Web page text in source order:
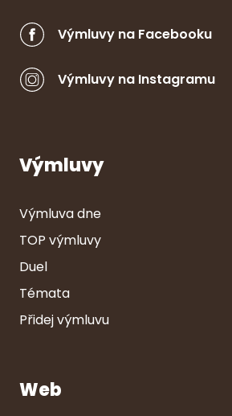
Výmluvy na Facebooku
Výmluvy na Instagramu
Výmluvy
Výmluva dne
TOP výmluvy
Duel
Témata
Přidej výmluvu
Web